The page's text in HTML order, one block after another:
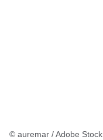
© auremar / Adobe Stock